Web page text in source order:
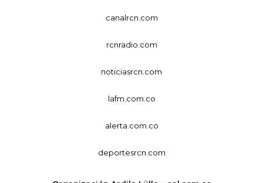
canalrcn.com
rcnradio.com
noticiasrcn.com
lafm.com.co
alerta.com.co
deportesrcn.com